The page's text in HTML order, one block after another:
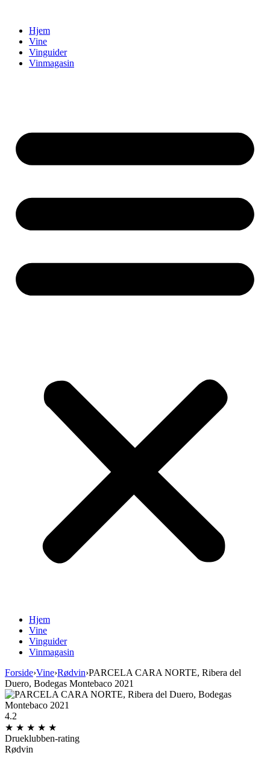
indholdHjem
Vine
Vinguider
Vinmagasin
Hjem
Vine
Vinguider
Vinmagasin
Forside›Vine›Rødvin›PARCELA CARA NORTE, Ribera del
Duero, Bodegas Montebaco 2021
4.2
★ ★ ★ ★ ★
Drueklubben-rating
Rødvin